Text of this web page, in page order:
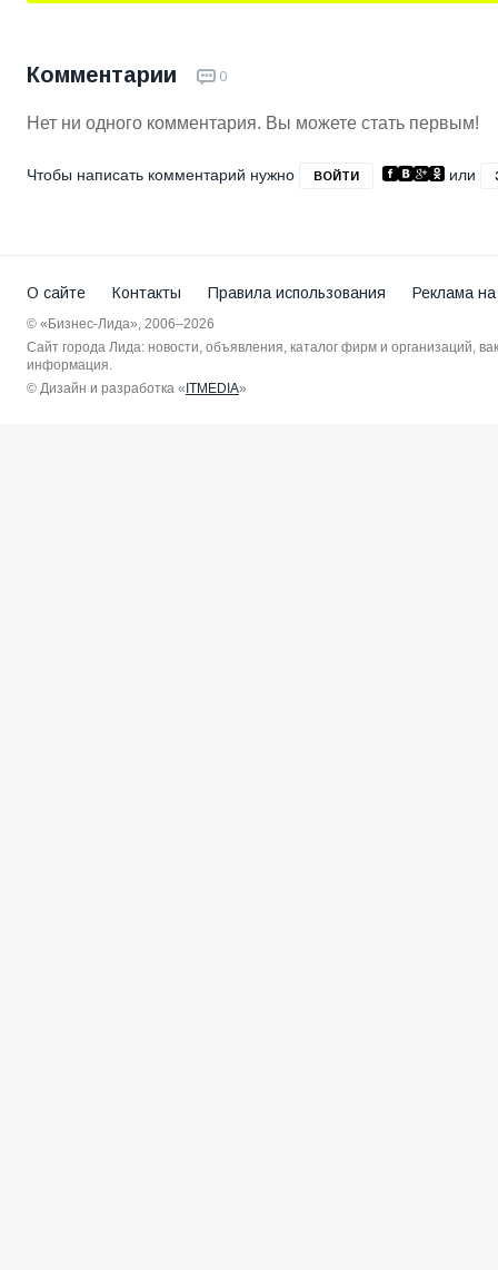
Комментарии 0
Нет ни одного комментария. Вы можете стать первым!
Чтобы написать комментарий нужно ВОЙТИ или
О сайте Контакты Правила использования Реклама
© «Бизнес-Лида», 2006–2026
Сайт города Лида: новости, объявления, каталог фирм и организаций,
информация.
© Дизайн и разработка « ITMEDIA»